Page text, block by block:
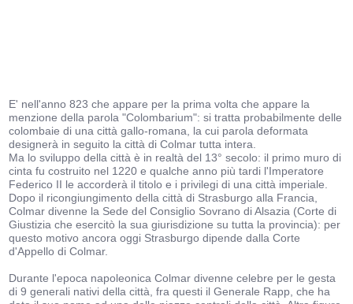
E' nell'anno 823 che appare per la prima volta che appare la
menzione della parola "Colombarium": si tratta probabilmente delle
colombaie di una città gallo-romana, la cui parola deformata
designerà in seguito la città di Colmar tutta intera.
Ma lo sviluppo della città è in realtà del 13° secolo: il primo muro di
cinta fu costruito nel 1220 e qualche anno più tardi l'Imperatore
Federico II le accorderà il titolo e i privilegi di una città imperiale.
Dopo il ricongiungimento della città di Strasburgo alla Francia,
Colmar divenne la Sede del Consiglio Sovrano di Alsazia (Corte di
Giustizia che esercitò la sua giurisdizione su tutta la provincia): per
questo motivo ancora oggi Strasburgo dipende dalla Corte
d'Appello di Colmar.
Durante l'epoca napoleonica Colmar divenne celebre per le gesta
di 9 generali nativi della città, fra questi il Generale Rapp, che ha